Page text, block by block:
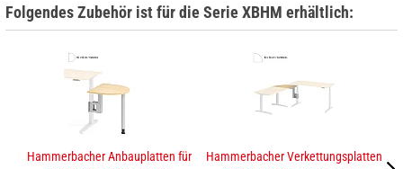
Folgendes Zubehör ist für die Serie XBHM erhältlich:
Hammerbacher Anbauplatten für
Hammerbacher Verkettungsplatten